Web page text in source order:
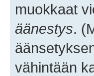
muokkaat
äänestys.
vähintään